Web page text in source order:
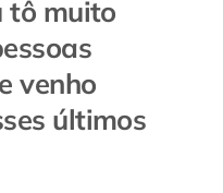
tô muito
venho
últimos